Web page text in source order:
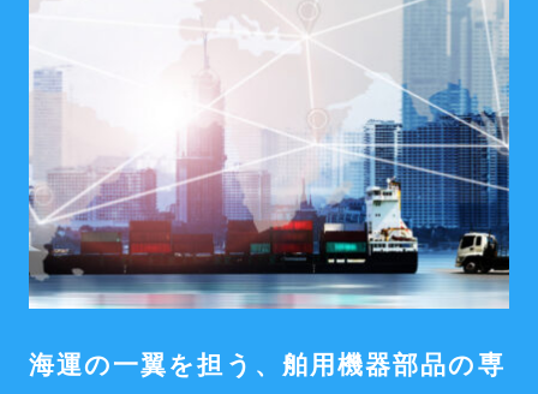
海運の一翼を担う、舶用機器部品の専